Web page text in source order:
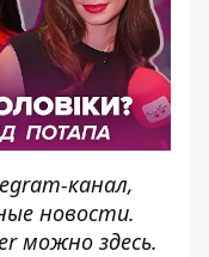
канал,
новости.
можно здесь.